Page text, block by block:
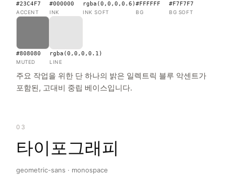
#23C4F7
ACCENT
#000000
INK
rgba(0,0,0,0.6)
INK SOFT
#FFFFFF
BG
#F7F7F7
BG SOFT
#808080
MUTED
rgba(0,0,0,0.1)
LINE
주요 작업을 위한 단 하나의 밝은 일렉트릭 블루 악센트가
포함된, 고대비 중립 베이스입니다.
03
타이포그래피
geometric-sans · monospace